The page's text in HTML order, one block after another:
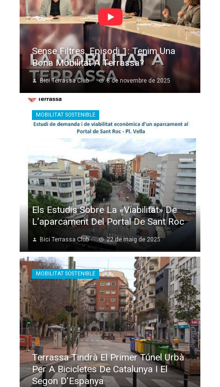
Sense Filtres. Episodi 1: Tenim Una
Bona Mobilitat A Terrassa?
Bici Terrassa Club 8 de novembre de 2025
MOBILITAT SOSTENIBLE
Els Estudis Sobre La «viabilitat» De
L’aparcament Del Portal De Sant Roc
Bici Terrassa Club 22 de maig de 2025
MOBILITAT SOSTENIBLE
Terrassa Tindrà El Primer Túnel Urbà
Per A Bicicletes De Catalunya I El
Segon D’Espanya